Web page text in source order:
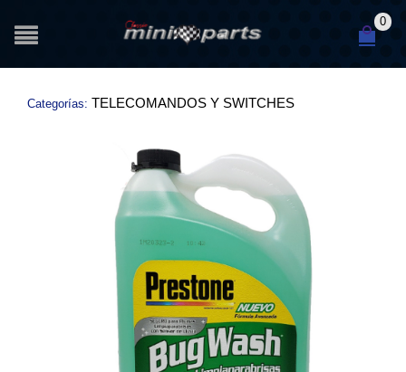
0
Categorías: TELECOMANDOS Y SWITCHES